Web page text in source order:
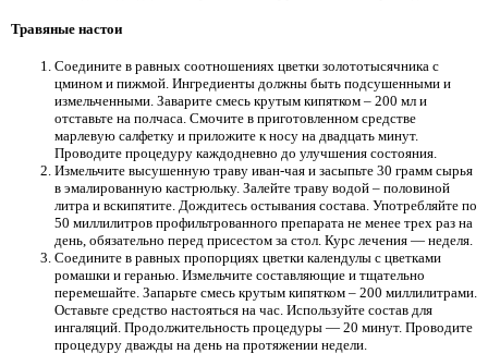
Травяные настои
Соедините в равных соотношениях цветки золототысячника с
цмином и пижмой. Ингредиенты должны быть подсушенными и
измельченными. Заварите смесь крутым кипятком – 200 мл и
отставьте на полчаса. Смочите в приготовленном средстве
марлевую салфетку и приложите к носу на двадцать минут.
Проводите процедуру каждодневно до улучшения состояния.
Измельчите высушенную траву иван-чая и засыпьте 30 грамм сырья
в эмалированную кастрюльку. Залейте траву водой – половиной
литра и вскипятите. Дождитесь остывания состава. Употребляйте по
50 миллилитров профильтрованного препарата не менее трех раз на
день, обязательно перед присестом за стол. Курс лечения — неделя.
Соедините в равных пропорциях цветки календулы с цветками
ромашки и геранью. Измельчите составляющие и тщательно
перемешайте. Запарьте смесь крутым кипятком – 200 миллилитрами.
Оставьте средство настояться на час. Используйте состав для
ингаляций. Продолжительность процедуры — 20 минут. Проводите
процедуру дважды на день на протяжении недели.